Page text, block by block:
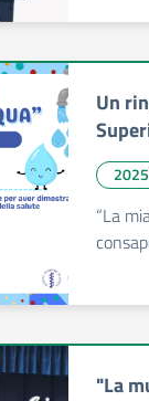
Un
“La
"La